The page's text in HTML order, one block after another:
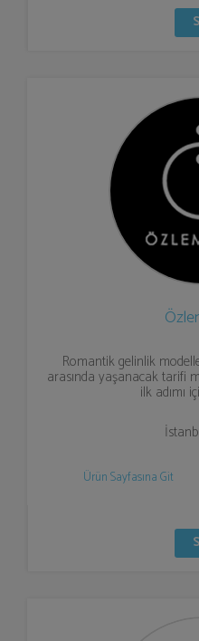
Romantik gelinlik
arasında yaşanacak tarifi
ilk adımı
Ürün Sayfasına Git